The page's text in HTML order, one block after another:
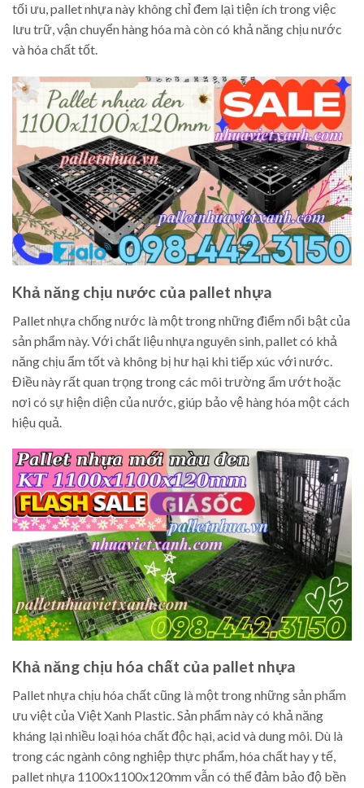
tối ưu, pallet nhựa này không chỉ đem lại tiện ích trong việc
lưu trữ, vận chuyển hàng hóa mà còn có khả năng chịu nước
và hóa chất tốt.
Khả năng chịu nước của pallet nhựa
Pallet nhựa chống nước là một trong những điểm nổi bật của
sản phẩm này. Với chất liệu nhựa nguyên sinh, pallet có khả
năng chịu ẩm tốt và không bị hư hại khi tiếp xúc với nước.
Điều này rất quan trọng trong các môi trường ẩm ướt hoặc
nơi có sự hiện diện của nước, giúp bảo vệ hàng hóa một cách
hiệu quả.
Khả năng chịu hóa chất của pallet nhựa
Pallet nhựa chịu hóa chất cũng là một trong những sản phẩm
ưu việt của Việt Xanh Plastic. Sản phẩm này có khả năng
kháng lại nhiều loại hóa chất độc hại, acid và dung môi. Dù là
trong các ngành công nghiệp thực phẩm, hóa chất hay y tế,
pallet nhựa 1100x1100x120mm vẫn có thể đảm bảo độ bền